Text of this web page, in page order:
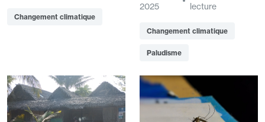
Changement climatique
2025
lecture
Changement climatique
Paludisme